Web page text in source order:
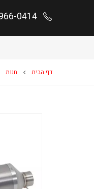
0414
דף הבית חנות